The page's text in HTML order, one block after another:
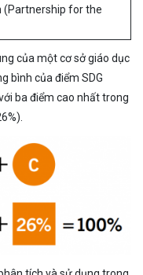
(Partnership for the
của một cơ sở giáo dục
bình của điểm SDG
ba điểm cao nhất trong